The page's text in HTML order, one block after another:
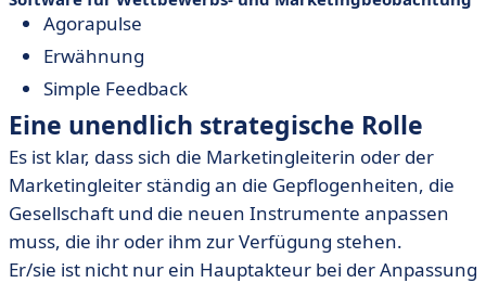
Agorapulse
Erwähnung
Simple Feedback
Eine unendlich strategische Rolle
Es ist klar, dass sich die Marketingleiterin oder der
Marketingleiter ständig an die Gepflogenheiten, die
Gesellschaft und die neuen Instrumente anpassen
muss, die ihr oder ihm zur Verfügung stehen.
Er/sie ist nicht nur ein Hauptakteur bei der Anpassung